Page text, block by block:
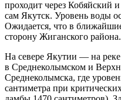
проходит через Кобяйский
сам Якутск. Уровень воды
Ожидается, что в
сторону Жиганского района.
На севере Якутии — на
в Среднеколымском и
Среднеколымска, где
сантиметра при